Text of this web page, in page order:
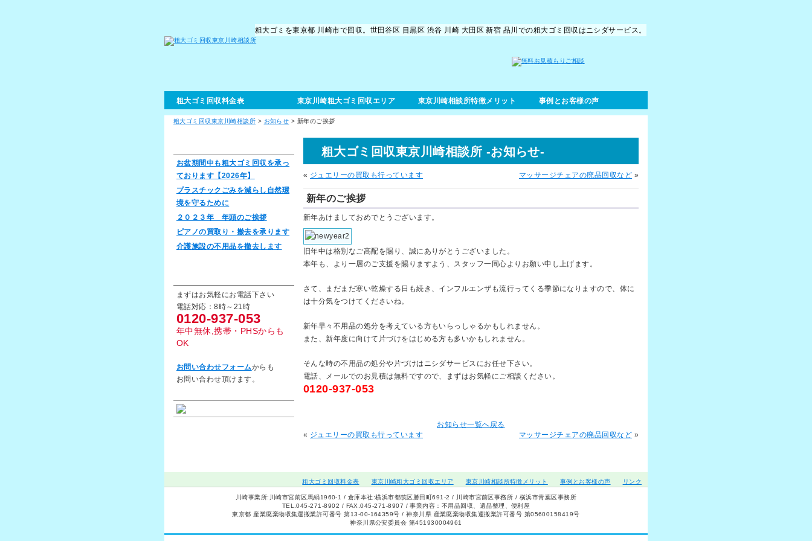
粗大ゴミを東京都 川崎市で回収。世田谷区 目黒区 渋谷 川崎 大田区 新宿 品川での粗大ゴミ回収はニシダサービス。
粗大ゴミ回収料金表 東京川崎粗大ゴミ回収エリア 東京川崎相談所特徴メリット 事例とお客様の声
粗大ゴミ回収東京川崎相談所 > お知らせ > 新年のご挨拶
粗大ゴミ回収東京川崎相談所 -お知らせ-
« ジュエリーの買取も行っています マッサージチェアの廃品回収など »
新年のご挨拶
新年あけましておめでとうございます。
旧年中は格別なご高配を賜り、誠にありがとうございました。
本年も、より一層のご支援を賜りますよう、スタッフ一同心よりお願い申し上げます。
さて、まだまだ寒い乾燥する日も続き、インフルエンザも流行ってくる季節になりますので、体に
は十分気をつけてくださいね。
新年早々不用品の処分を考えている方もいらっしゃるかもしれません。
また、新年度に向けて片づけをはじめる方も多いかもしれません。
そんな時の不用品の処分や片づけはニシダサービスにお任せ下さい。
電話、メールでのお見積は無料ですので、まずはお気軽にご相談ください。
0120-937-053
お知らせ一覧へ戻る
« ジュエリーの買取も行っています マッサージチェアの廃品回収など »
お盆期間中も粗大ゴミ回収を承っ
ております【2026年】
プラスチックごみを減らし自然環
境を守るために
２０２３年 年頭のご挨拶
ピアノの買取り・撤去を承ります
介護施設の不用品を撤去します
まずはお気軽にお電話下さい
電話対応：8時～21時
0120-937-053
年中無休,携帯・PHSからも
OK
お問い合わせフォームからも
お問い合わせ頂けます。
リンク
事例とお客様の声
東京川崎相談所特徴メリット
東京川崎粗大ゴミ回収エリア
粗大ゴミ回収料金表
川崎事業所:川崎市宮前区馬絹1960-1 / 倉庫本社:横浜市都筑区勝田町691-2 / 川崎市宮前区事務所 / 横浜市青葉区事務所
TEL.045-271-8902 / FAX.045-271-8907 / 事業内容：不用品回収、遺品整理、便利屋
東京都 産業廃棄物収集運搬業許可番号 第13-00-164359号 / 神奈川県 産業廃棄物収集運搬業許可番号 第05600158419号
神奈川県公安委員会 第451930004961